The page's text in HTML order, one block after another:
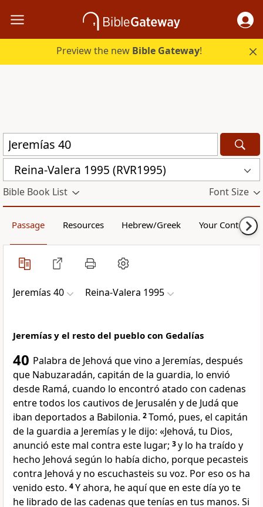
Preview the new Bible Gateway!
Reina-Valera 1995 (RVR1995)
Bible Book List Font Size
Passage Resources Hebrew/Greek Your Content
Jeremías 40 Reina-Valera 1995
Jeremías y el resto del pueblo con Gedalías
40 Palabra de Jehová que vino a Jeremías, después
que Nabuzaradán, capitán de la guardia, lo envió
desde Ramá, cuando lo encontró atado con cadenas
entre todos los cautivos de Jerusalén y de Judá que
iban deportados a Babilonia. 2Tomó, pues, el capitán
de la guardia a Jeremías y le dijo: «Jehová, tu Dios,
anunció este mal contra este lugar; 3y lo ha traído y
hecho Jehová según lo había dicho, porque pecasteis
contra Jehová y no escuchasteis su voz. Por eso os ha
venido esto. 4Y ahora, he aquí que en este día yo te
he librado de las cadenas que tenías en tus manos. Si